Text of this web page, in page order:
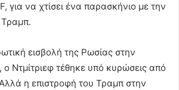
για να χτίσει ένα παρασκήνιο με την
εισβολή της Ρωσίας στην
Ντμίτριεφ τέθηκε υπό κυρώσεις από
η επιστροφή του Τραμπ στην